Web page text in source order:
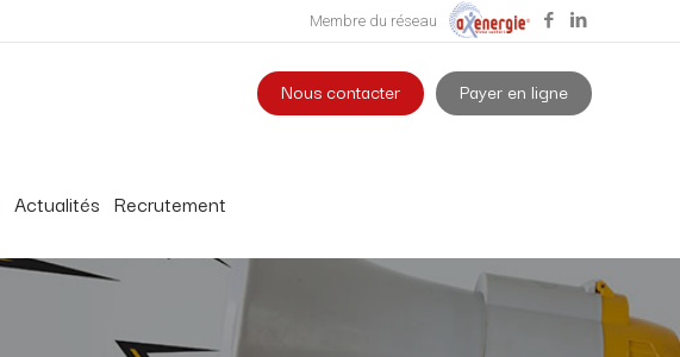
Membre du réseau
Actualités Recrutement
Nous contacter Payer en ligne